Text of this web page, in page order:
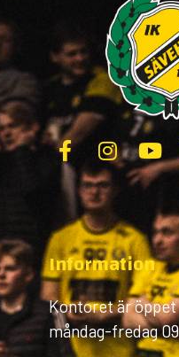
Information
Kontoret är öppet
måndag-fredag